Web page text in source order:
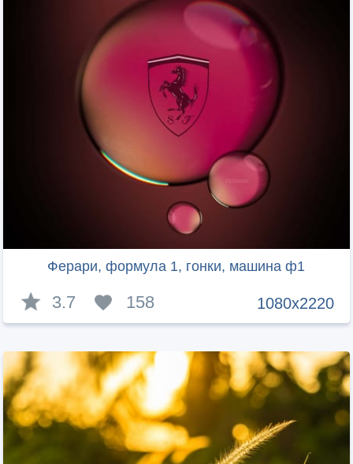
Ферари, формула 1, гонки, машина ф1
1080x2220
3.7 158